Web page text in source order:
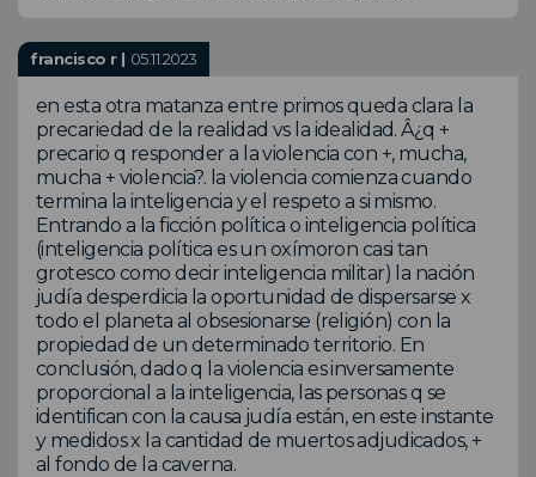
francisco r | 05.11.2023
en esta otra matanza entre primos queda clara la
precariedad de la realidad vs la idealidad. Â¿q +
precario q responder a la violencia con +, mucha,
mucha + violencia?. la violencia comienza cuando
termina la inteligencia y el respeto a si mismo.
Entrando a la ficción política o inteligencia política
(inteligencia política es un oxímoron casi tan
grotesco como decir inteligencia militar) la nación
judía desperdicia la oportunidad de dispersarse x
todo el planeta al obsesionarse (religión) con la
propiedad de un determinado territorio. En
conclusión, dado q la violencia es inversamente
proporcional a la inteligencia, las personas q se
identifican con la causa judía están, en este instante
y medidos x la cantidad de muertos adjudicados, +
al fondo de la caverna.